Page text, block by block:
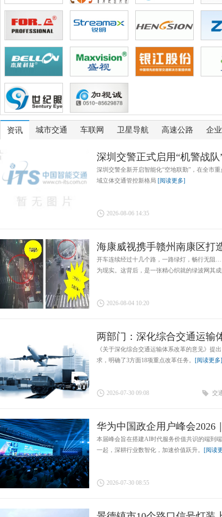
资讯 城市交通 车联网 卫星导航 高速公路 企
深圳交警正式启用“机警战队
深圳交警全新开启智能化“空地联勤”，在全市
域立体交通管控新格局 [阅读更多]
2026-08-06 14:35
海康威视携手赣州南康区打
开车连续经过十几个路，一路绿灯，畅行无阻
为现实。这背后，是一张精心织就的绿波网其
2026-08-04 10:20
两部门：深化综合交通运输
《关于深化综合交通运输体系改革的意见》提
求，明确了3方面18项重点改革任务。 [阅读更多]
2026-07-30 09:08 交
华为中国政企用户峰会2026
本届峰会旨在搭建AI时代服务价值共识的端到
一起，深耕行业数智化，加速价值跃升。 [阅读
2026-07-30 08:55